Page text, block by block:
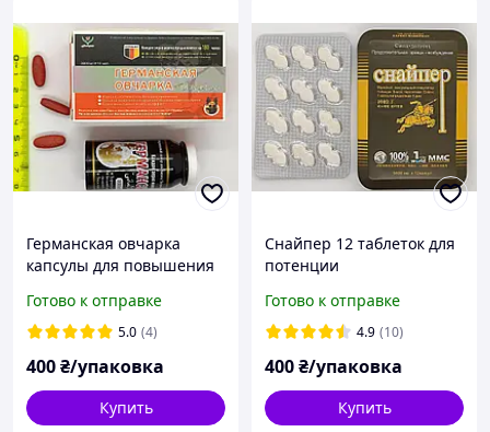
Германская овчарка
капсулы для повышения
Готово к отправке
5.0 (4)
400₴/упаковка
Купить
Снайпер 12 таблеток для
потенции
Готово к отправке
4.9 (10)
400₴/упаковка
Купить